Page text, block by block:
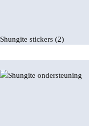
Shungite stickers (2)